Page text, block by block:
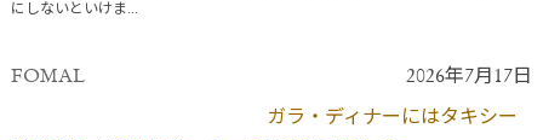
にしないといけま...
FOMAL 2026年7月17日
ガラ・ディナーにはタキシー